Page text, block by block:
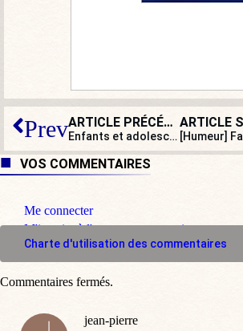
Prev ARTICLE PRÉCÉDENT
Enfants et adolescents transgenres : une manne pour les laboratoires et les cliniques
VOS COMMENTAIRES
Me connecter
M'inscrire à l'espace commentaire
Charte d'utilisation des commentaires
jean-pierre
Commentaires fermés.